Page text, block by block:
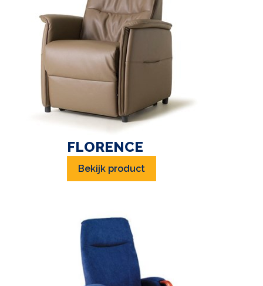
FLORENCE
Bekijk product